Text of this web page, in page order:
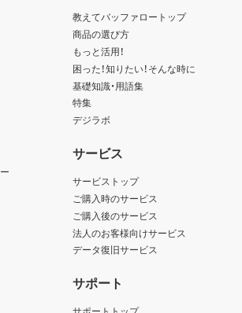
教えてバッファロートップ
商品の選び方
もっと活用！
困った！知りたい！そんな時に
基礎知識・用語集
特集
デジラボ
サービス
サービストップ
ご購入時のサービス
ご購入後のサービス
法人のお客様向けサービス
データ復旧サービス
サポート